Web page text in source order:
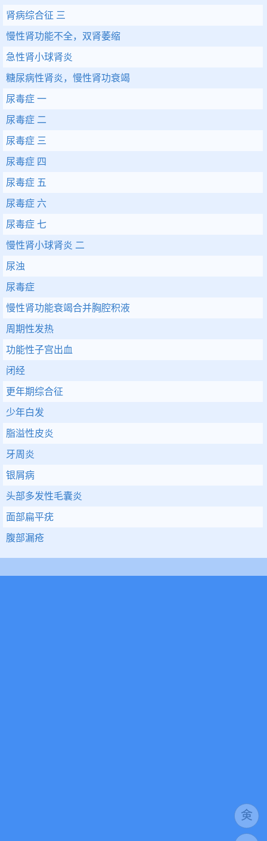
肾病综合征 三
慢性肾功能不全，双肾萎缩
急性肾小球肾炎
糖尿病性肾炎，慢性肾功衰竭
尿毒症 一
尿毒症 二
尿毒症 三
尿毒症 四
尿毒症 五
尿毒症 六
尿毒症 七
慢性肾小球肾炎 二
尿浊
尿毒症
慢性肾功能衰竭合并胸腔积液
周期性发热
功能性子宫出血
闭经
更年期综合征
少年白发
脂溢性皮炎
牙周炎
银屑病
头部多发性毛囊炎
面部扁平疣
腹部漏疮